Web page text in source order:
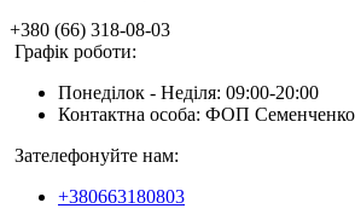
+380 (66) 318-08-03
Графік роботи:
Понеділок - Неділя: 09:00-20:00
Контактна особа: ФОП Семенченко
Зателефонуйте нам:
+380663180803